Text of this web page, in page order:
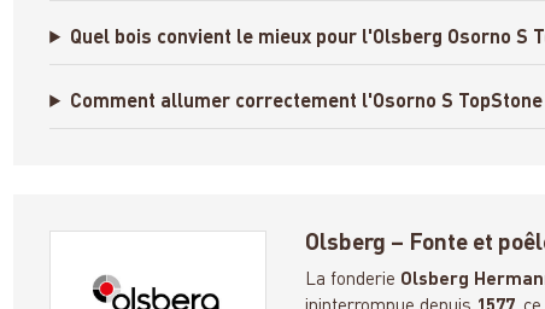
Quel bois convient le mieux pour l'Olsberg Osorno S
Comment allumer correctement l'Osorno S TopStone
Olsberg – Fonte et
La fonderie Olsberg